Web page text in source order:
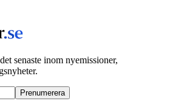
senaste inom nyemissioner,
Prenumerera